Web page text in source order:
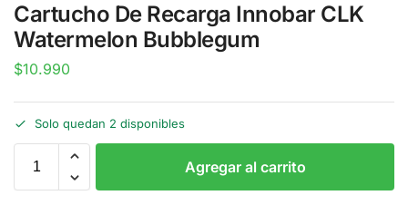
Cartucho De Recarga Innobar CLK
Watermelon Bubblegum
$10.990
Solo quedan 2 disponibles
Agregar al carrito